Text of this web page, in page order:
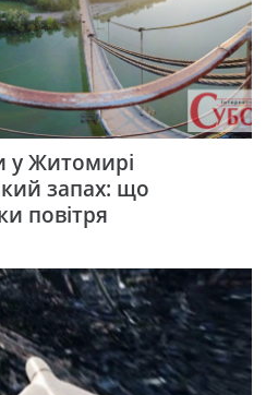
у Житомирі
запах: що
повітря